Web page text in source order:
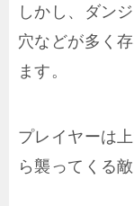
しかし、ダン
穴などが多く
ます。
プレイヤーは
ら襲ってくる